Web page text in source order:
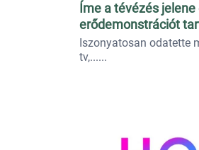
Íme a tévézés
erődemonstrációt
Iszonyatosan odatette
tv,...